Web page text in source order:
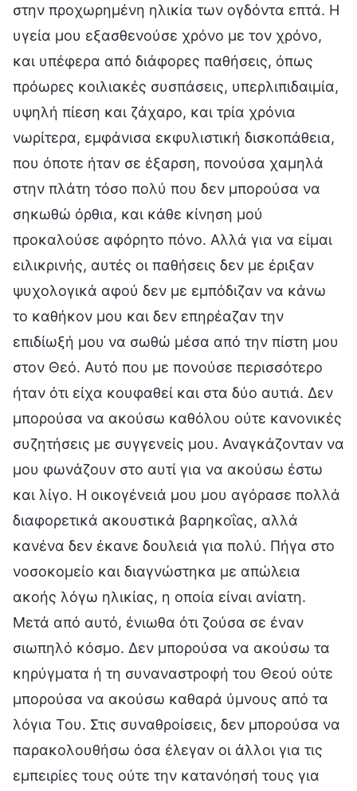
στην προχωρημένη ηλικία των ογδόντα επτά. Η
υγεία μου εξασθενούσε χρόνο με τον χρόνο,
και υπέφερα από διάφορες παθήσεις, όπως
πρόωρες κοιλιακές συσπάσεις, υπερλιπιδαιμία,
υψηλή πίεση και ζάχαρο, και τρία χρόνια
νωρίτερα, εμφάνισα εκφυλιστική δισκοπάθεια,
που όποτε ήταν σε έξαρση, πονούσα χαμηλά
στην πλάτη τόσο πολύ που δεν μπορούσα να
σηκωθώ όρθια, και κάθε κίνηση μού
προκαλούσε αφόρητο πόνο. Αλλά για να είμαι
ειλικρινής, αυτές οι παθήσεις δεν με έριξαν
ψυχολογικά αφού δεν με εμπόδιζαν να κάνω
το καθήκον μου και δεν επηρέαζαν την
επιδίωξή μου να σωθώ μέσα από την πίστη μου
στον Θεό. Αυτό που με πονούσε περισσότερο
ήταν ότι είχα κουφαθεί και στα δύο αυτιά. Δεν
μπορούσα να ακούσω καθόλου ούτε κανονικές
συζητήσεις με συγγενείς μου. Αναγκάζονταν να
μου φωνάζουν στο αυτί για να ακούσω έστω
και λίγο. Η οικογένειά μου μου αγόρασε πολλά
διαφορετικά ακουστικά βαρηκοΐας, αλλά
κανένα δεν έκανε δουλειά για πολύ. Πήγα στο
νοσοκομείο και διαγνώστηκα με απώλεια
ακοής λόγω ηλικίας, η οποία είναι ανίατη.
Μετά από αυτό, ένιωθα ότι ζούσα σε έναν
σιωπηλό κόσμο. Δεν μπορούσα να ακούσω τα
κηρύγματα ή τη συναναστροφή του Θεού ούτε
μπορούσα να ακούσω καθαρά ύμνους από τα
λόγια Του. Στις συναθροίσεις, δεν μπορούσα να
παρακολουθήσω όσα έλεγαν οι άλλοι για τις
εμπειρίες τους ούτε την κατανόησή τους για